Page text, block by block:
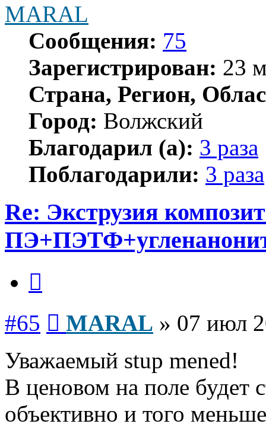
MARAL
Сообщения: 75
Зарегистрирован: 23
Страна, Регион,
Город: Волжский
Благодарил (а): 3 раза
Поблагодарили: 3 раза
Re: Экструзия
#65 MARAL » 07 июл
Уважаемый stup mened!
В ценовом на поле будет
объективно и того